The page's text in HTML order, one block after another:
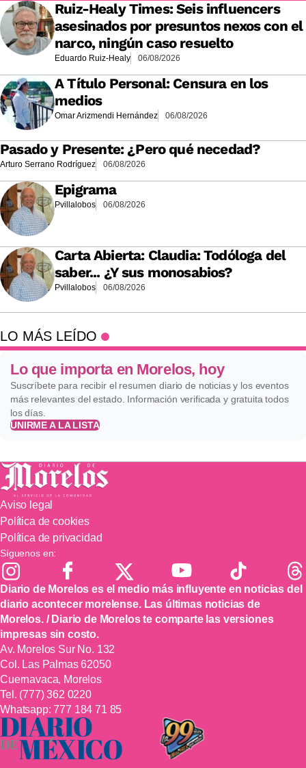
Ruiz-Healy Times: Seis influencers
asesinados por presuntos nexos con el
narco, ningún caso resuelto
Eduardo Ruiz-Healy 06/08/2026
A Título Personal: Censura en los
medios
Omar Arizmendi Hernández 06/08/2026
Pasado y Presente: ¿Pero qué necedad?
Arturo Serrano Rodríguez 06/08/2026
Epigrama
Pvillalobos 06/08/2026
Carta Abierta: Claudia: Todóloga del
saber... ¿Y sus monosabios?
Pvillalobos 06/08/2026
LO MÁS LEÍDO
Lo que importa en Morelos, hoy
Suscríbete para recibir el resumen diario de noticias y los eventos
más relevantes del estado. Información verificada y gratuita todos
los días.
UNIRME A LA LISTA
Aviso legal
Política de cookies
Política de privacidad
Síguenos en:
Diario de Morelos es el medio más influyente en noticias del
diario acontecer morelense. Las últimas noticias de
Morelos. / Diario de Morelos te comparte las versiones
impresas sin costo.
Av. Morelos Sur No. 132
Col. Las Palmas 62050
Cuernavaca, Morelos
Tel. (777) 362 0220
Whatsapp: 777 184 71 85